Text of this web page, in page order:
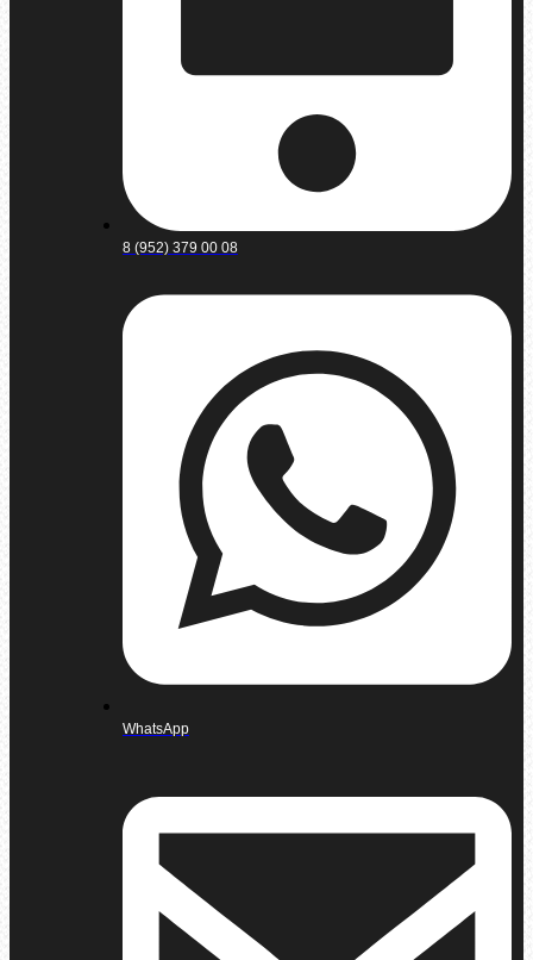
8 (952) 379 00 08
WhatsApp